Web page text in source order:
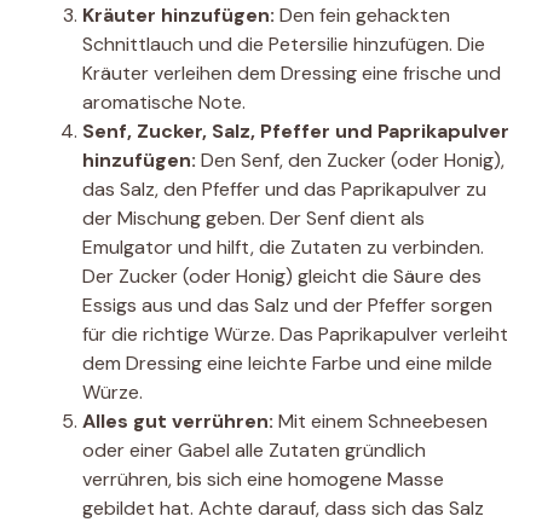
Kräuter hinzufügen: Den fein gehackten
Schnittlauch und die Petersilie hinzufügen. Die
Kräuter verleihen dem Dressing eine frische und
aromatische Note.
Senf, Zucker, Salz, Pfeffer und Paprikapulver
hinzufügen: Den Senf, den Zucker (oder Honig),
das Salz, den Pfeffer und das Paprikapulver zu
der Mischung geben. Der Senf dient als
Emulgator und hilft, die Zutaten zu verbinden.
Der Zucker (oder Honig) gleicht die Säure des
Essigs aus und das Salz und der Pfeffer sorgen
für die richtige Würze. Das Paprikapulver verleiht
dem Dressing eine leichte Farbe und eine milde
Würze.
Alles gut verrühren: Mit einem Schneebesen
oder einer Gabel alle Zutaten gründlich
verrühren, bis sich eine homogene Masse
gebildet hat. Achte darauf, dass sich das Salz